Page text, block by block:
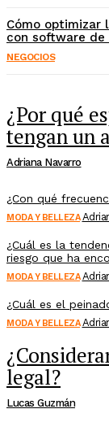
Cómo optimizar
con software de
NEGOCIOS
¿Por qué
tengan un
Adriana Navarro
¿Con qué
MODA Y BELLEZA
¿Cuál es la
riesgo que ha
MODA Y BELLEZA
¿Cuál es el
MODA Y BELLEZA
legal?
Lucas Guzmán